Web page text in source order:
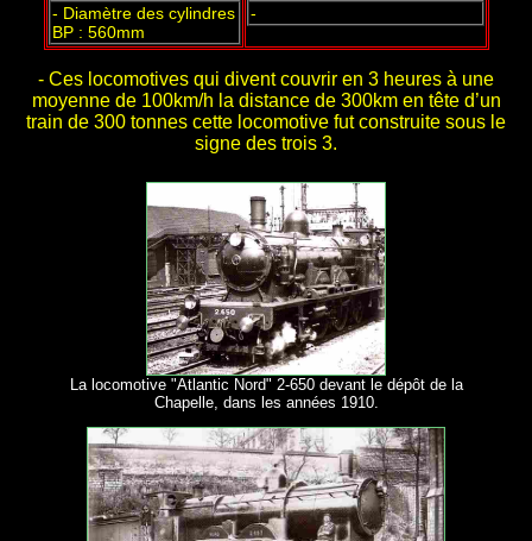
- Diamètre des cylindres
BP : 560mm
-
- Ces locomotives qui divent couvrir en 3 heures à une
moyenne de 100km/h la distance de 300km en tête d’un
train de 300 tonnes cette locomotive fut construite sous le
signe des trois 3.
La locomotive "Atlantic Nord" 2-650 devant le dépôt de la
Chapelle, dans les années 1910.